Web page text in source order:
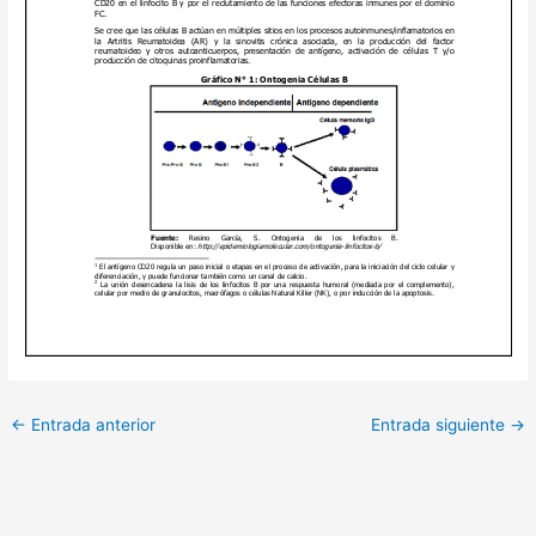
← Entrada anterior Entrada siguiente →